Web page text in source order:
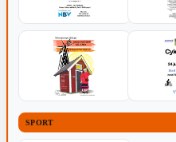
SPORT